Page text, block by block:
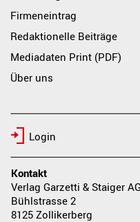
Firmeneintrag
Redaktionelle Beiträge
Mediadaten Print (PDF)
Über uns
Login
Kontakt
Verlag Garzetti & Staiger AG
Bühlstrasse 2
8125 Zollikerberg